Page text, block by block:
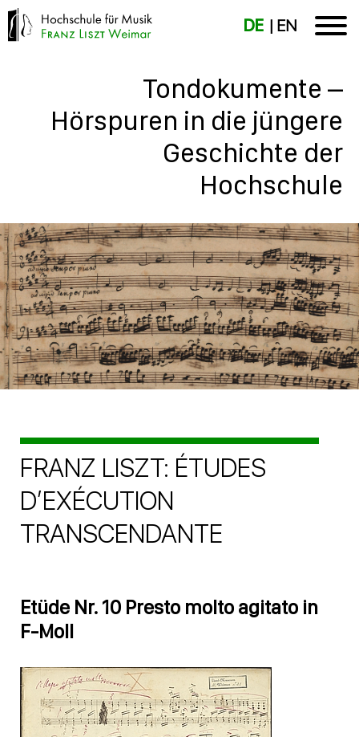
DE EN
Tondokumente –
Hörspuren in die jüngere
Geschichte der
Hochschule
FRANZ LISZT: ÉTUDES
D’EXÉCUTION
TRANSCENDANTE
Etüde Nr. 10 Presto molto agitato in
F-Moll